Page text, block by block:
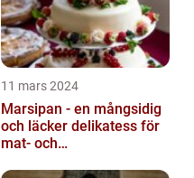
11 mars 2024
Marsipan - en mångsidig
och läcker delikatess för
mat- och